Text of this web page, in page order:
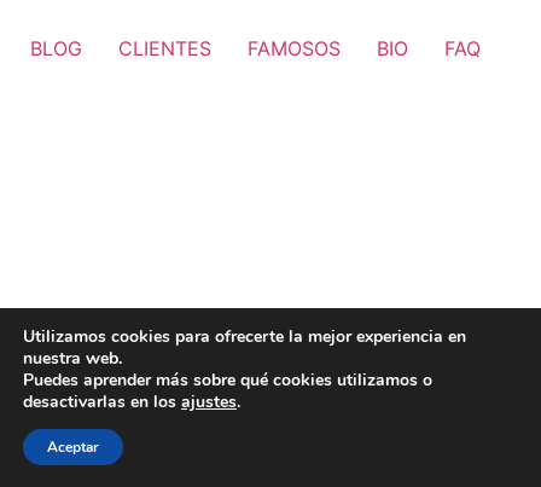
BLOG CLIENTES FAMOSOS BIO FAQ
Utilizamos cookies para ofrecerte la mejor experiencia en
nuestra web.
Puedes aprender más sobre qué cookies utilizamos o
desactivarlas en los ajustes.
Aceptar